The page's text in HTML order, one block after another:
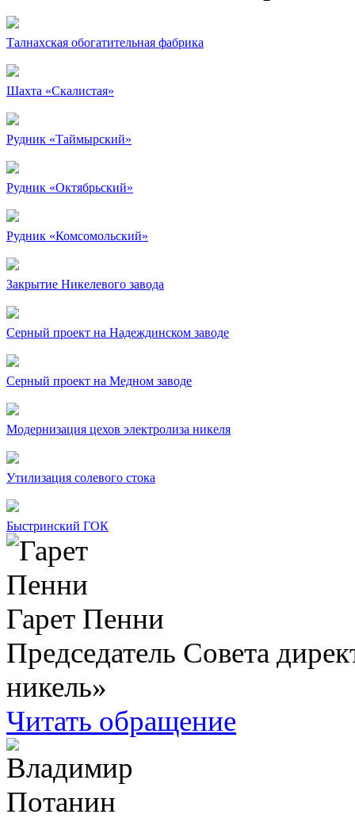
Талнахская обогатительная фабрика
Шахта «Скалистая»
Рудник «Таймырский»
Рудник «Октябрьский»
Рудник «Комсомольский»
Закрытие Никелевого завода
Серный проект на Надеждинском заводе
Серный проект на Медном заводе
Модернизация цехов электролиза никеля
Утилизация солевого стока
Быстринский ГОК
Гарет Пенни
Председатель Совета
никель»
Читать обращение